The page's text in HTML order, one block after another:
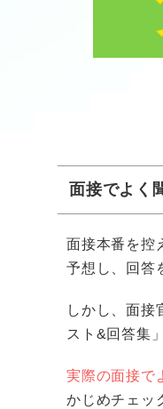
面接でよく
面接本番を控
予想し、回答
しかし、面接
スト&回答集
実際の面接で
かじめチェッ